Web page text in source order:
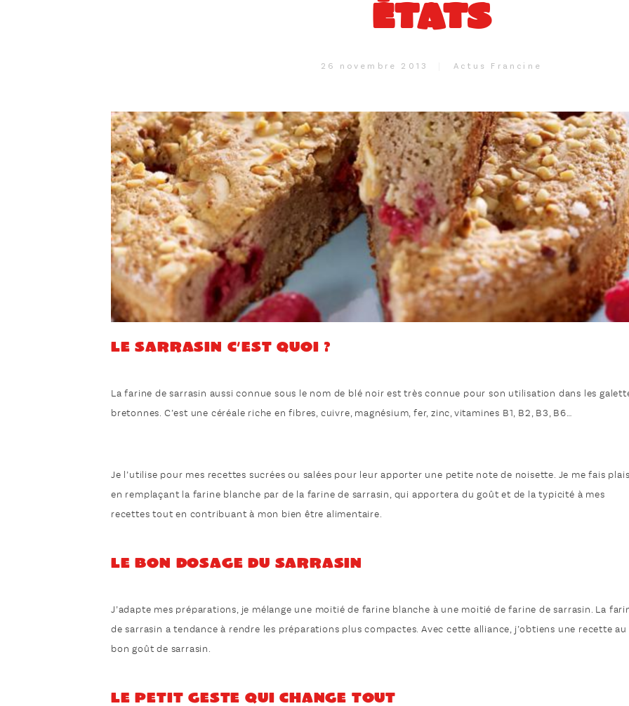
ÉTATS
26 novembre 2013 Actus Francine
Le sarrasin c’est quoi ?
La farine de sarrasin aussi connue sous le nom de blé noir est très connue pour son utilisation dans les
bretonnes. C’est une céréale riche en fibres, cuivre, magnésium, fer, zinc, vitamines B1, B2, B3, B6…
Je l’utilise pour mes recettes sucrées ou salées pour leur apporter une petite note de noisette. Je me fais
en remplaçant la farine blanche par de la farine de sarrasin, qui apportera du goût et de la typicité à mes
recettes tout en contribuant à mon bien être alimentaire.
Le bon dosage du sarrasin
J’adapte mes préparations, je mélange une moitié de farine blanche à une moitié de farine de sarrasin. La
de sarrasin a tendance à rendre les préparations plus compactes. Avec cette alliance, j’obtiens une recette au
bon goût de sarrasin.
Le petit geste qui change tout